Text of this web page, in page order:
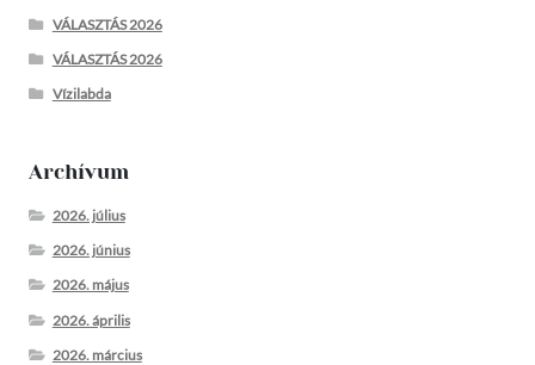
VÁLASZTÁS 2026
VÁLASZTÁS 2026
Vízilabda
Archívum
2026. július
2026. június
2026. május
2026. április
2026. március